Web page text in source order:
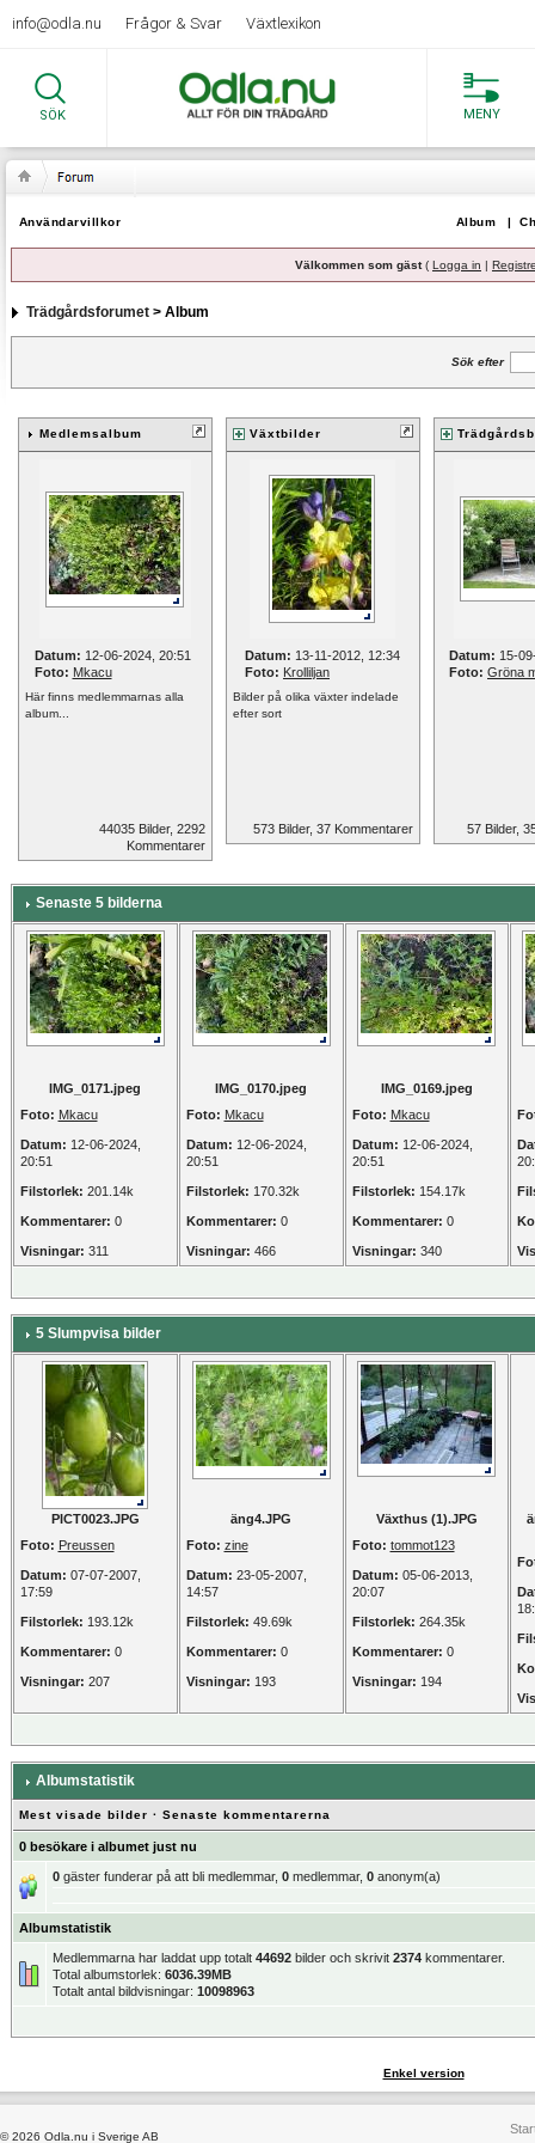
info@odla.nu Frågor & Svar Växtlexikon
SÖK MENY
Användarvillkor Album |
Välkommen som gäst( Logga in |
Trädgårdsforumet> Album
Sök efter
Medlemsalbum
Datum: 12-06-2024, 20:51
Foto: Mkacu
Här finns medlemmarnas alla
album...
44035 Bilder, 2292
Kommentarer
Växtbilder
Datum: 13-11-2012, 12:34
Foto: Krolliljan
Bilder på olika växter indelade
efter sort
573 Bilder, 37 Kommentarer
Datum: 15-
Foto: Gröna
57 Bilder,
Senaste 5 bilderna
IMG_0171.jpeg
Foto: Mkacu
Datum: 12-06-2024,
20:51
Filstorlek: 201.14k
Kommentarer: 0
Visningar: 311
IMG_0170.jpeg
Foto: Mkacu
Datum: 12-06-2024,
20:51
Filstorlek: 170.32k
Kommentarer: 0
Visningar: 466
IMG_0169.jpeg
Foto: Mkacu
Datum: 12-06-2024,
20:51
Filstorlek: 154.17k
Kommentarer: 0
Visningar: 340
5 Slumpvisa bilder
PICT0023.JPG
Foto: Preussen
Datum: 07-07-2007,
17:59
Filstorlek: 193.12k
Kommentarer: 0
Visningar: 207
äng4.JPG
Foto: zine
Datum: 23-05-2007,
14:57
Filstorlek: 49.69k
Kommentarer: 0
Visningar: 193
Växthus (1).JPG
Foto: tommot123
Datum: 05-06-2013,
20:07
Filstorlek: 264.35k
Kommentarer: 0
Visningar: 194
Albumstatistik
Mest visade bilder · Senaste kommentarerna
0 besökare i albumet just nu
0gäster funderar på att bli medlemmar, 0medlemmar, 0anonym(a)
Albumstatistik
Medlemmarna har laddat upp totalt 44692bilder och skrivit 2374kommentarer.
Total albumstorlek: 6036.39MB
Totalt antal bildvisningar: 10098963
Enkel version
© 2026 Odla.nu i Sverige AB